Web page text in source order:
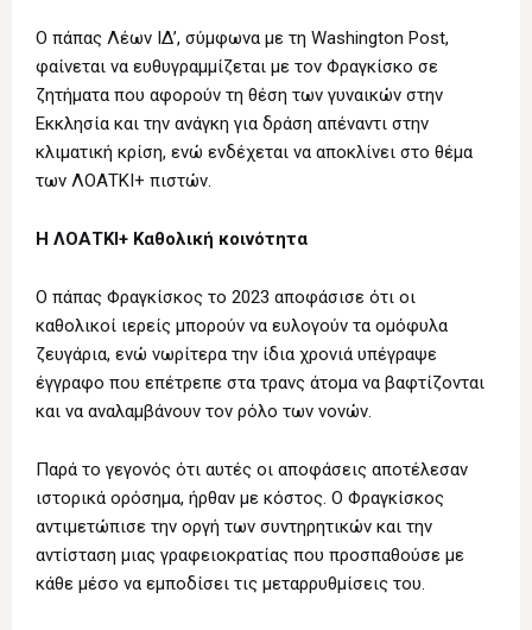
Ο πάπας Λέων ΙΔ’, σύμφωνα με τη Washington Post,
φαίνεται να ευθυγραμμίζεται με τον Φραγκίσκο σε
ζητήματα που αφορούν τη θέση των γυναικών στην
Εκκλησία και την ανάγκη για δράση απέναντι στην
κλιματική κρίση, ενώ ενδέχεται να αποκλίνει στο θέμα
των ΛΟΑΤΚΙ+ πιστών.
Η ΛΟΑΤΚΙ+ Καθολική κοινότητα
Ο πάπας Φραγκίσκος το 2023 αποφάσισε ότι οι
καθολικοί ιερείς μπορούν να ευλογούν τα ομόφυλα
ζευγάρια, ενώ νωρίτερα την ίδια χρονιά υπέγραψε
έγγραφο που επέτρεπε στα τρανς άτομα να βαφτίζονται
και να αναλαμβάνουν τον ρόλο των νονών.
Παρά το γεγονός ότι αυτές οι αποφάσεις αποτέλεσαν
ιστορικά ορόσημα, ήρθαν με κόστος. Ο Φραγκίσκος
αντιμετώπισε την οργή των συντηρητικών και την
αντίσταση μιας γραφειοκρατίας που προσπαθούσε με
κάθε μέσο να εμποδίσει τις μεταρρυθμίσεις του.